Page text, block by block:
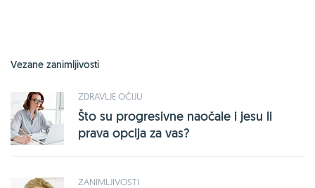
Vezane zanimljivosti
ZDRAVLJE OČIJU
Što su progresivne naočale i jesu li
prava opcija za vas?
ZANIMLJIVOSTI